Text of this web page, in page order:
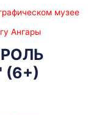
музее
Ангары
(6+)